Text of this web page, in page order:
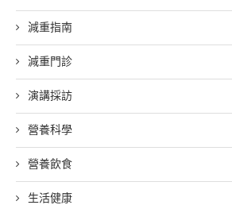
減重指南
減重門診
演講採訪
營養科學
營養飲食
生活健康